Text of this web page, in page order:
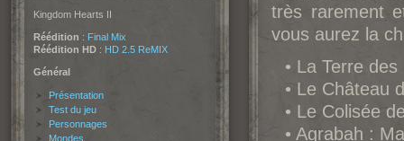
Kingdom Hearts II
Réédition : Final Mix
Réédition HD : HD 2.5 ReMIX
Général
Présentation
Test du jeu
Personnages
Mondes
très rarement
vous aurez la
• La Terre
• Le Château
• Le Colisée
• Agrabah :